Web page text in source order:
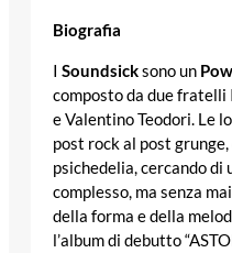
Biografia
I Soundsicksono un
composto da due
e Valentino Teodori. Le
post rock al post
psichedelia, cercando di
complesso, ma senza
della forma e della
l’album di debutto